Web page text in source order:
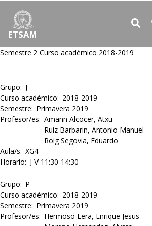
ETSAM
Semestre 2 Curso académico 2018-2019
Grupo
J
Curso académico
2018-2019
Semestre
Primavera 2019
Profesor/es Amann Alcocer, Atxu
Ruiz Barbarin, Antonio Manuel
Roig Segovia, Eduardo
Aula/s XG4
Horario
J-V 11:30-14:30
Grupo
P
Curso académico
2018-2019
Semestre
Primavera 2019
Profesor/es
Hermoso Lera, Enrique Jesus